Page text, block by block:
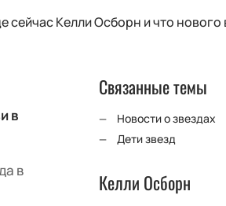
Келли Осборн и что нового
в
в
Связанные темы
Новости о звездах
Дети звезд
Келли Осборн